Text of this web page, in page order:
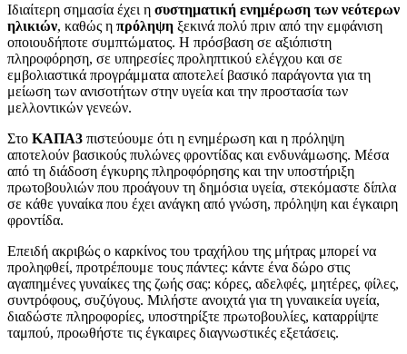
Ιδιαίτερη σημασία έχει η συστηματική ενημέρωση των νεότερων
ηλικιών, καθώς η πρόληψη ξεκινά πολύ πριν από την εμφάνιση
οποιουδήποτε συμπτώματος. Η πρόσβαση σε αξιόπιστη
πληροφόρηση, σε υπηρεσίες προληπτικού ελέγχου και σε
εμβολιαστικά προγράμματα αποτελεί βασικό παράγοντα για τη
μείωση των ανισοτήτων στην υγεία και την προστασία των
μελλοντικών γενεών.
Στο ΚΑΠΑ3 πιστεύουμε ότι η ενημέρωση και η πρόληψη
αποτελούν βασικούς πυλώνες φροντίδας και ενδυνάμωσης. Μέσα
από τη διάδοση έγκυρης πληροφόρησης και την υποστήριξη
πρωτοβουλιών που προάγουν τη δημόσια υγεία, στεκόμαστε δίπλα
σε κάθε γυναίκα που έχει ανάγκη από γνώση, πρόληψη και έγκαιρη
φροντίδα.
Επειδή ακριβώς ο καρκίνος του τραχήλου της μήτρας μπορεί να
προληφθεί, προτρέπουμε τους πάντες: κάντε ένα δώρο στις
αγαπημένες γυναίκες της ζωής σας: κόρες, αδελφές, μητέρες, φίλες,
συντρόφους, συζύγους. Μιλήστε ανοιχτά για τη γυναικεία υγεία,
διαδώστε πληροφορίες, υποστηρίξτε πρωτοβουλίες, καταρρίψτε
ταμπού, προωθήστε τις έγκαιρες διαγνωστικές εξετάσεις.